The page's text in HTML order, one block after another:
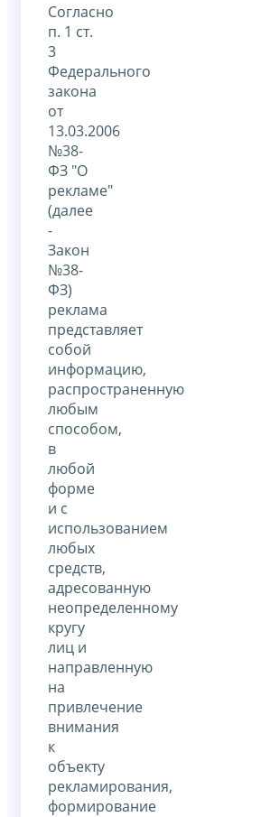
Согласно
п. 1 ст.
3
Федерального
закона
от
13.03.2006
№38-
ФЗ "О
рекламе"
(далее
-
Закон
№38-
ФЗ)
реклама
представляет
собой
информацию,
распространенную
любым
способом,
в
любой
форме
и с
использованием
любых
средств,
адресованную
неопределенному
кругу
лиц и
направленную
на
привлечение
внимания
к
объекту
рекламирования,
формирование